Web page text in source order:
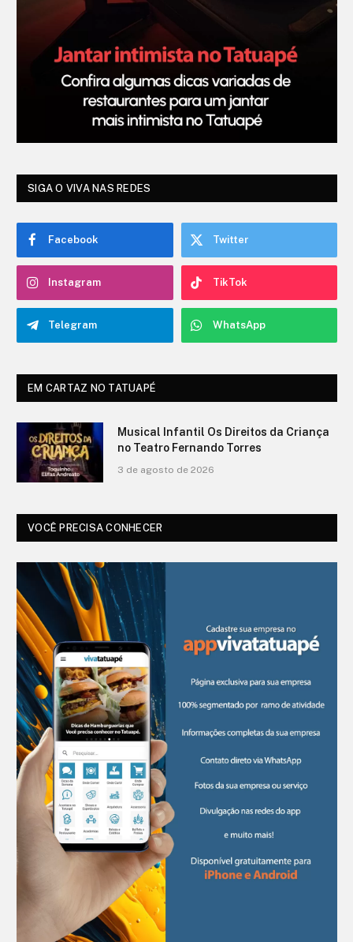
SIGA O VIVA NAS REDES
Facebook Twitter
Instagram TikTok
Telegram WhatsApp
EM CARTAZ NO TATUAPÉ
Programação Agosto – Teatro Infantil
no Shopping Metrô Tatuapé – Sala Lea